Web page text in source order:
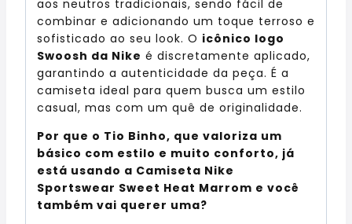
aos neutros tradicionais, sendo fácil de
combinar e adicionando um toque terroso e
sofisticado ao seu look. O icônico logo
Swoosh da Nike é discretamente aplicado,
garantindo a autenticidade da peça. É a
camiseta ideal para quem busca um estilo
casual, mas com um quê de originalidade.
Por que o Tio Binho, que valoriza um
básico com estilo e muito conforto, já
está usando a Camiseta Nike
Sportswear Sweet Heat Marrom e você
também vai querer uma?